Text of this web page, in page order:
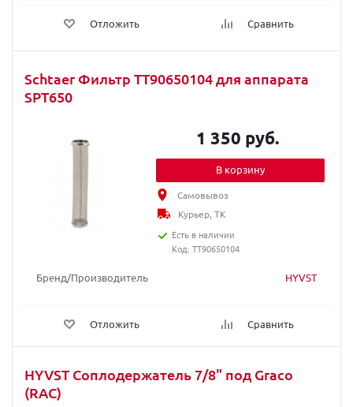
Отложить Сравнить
Schtaer Фильтр TT90650104 для аппарата
SPT650
Бренд/Производитель HYVST
Отложить Сравнить
1 350 руб.
В корзину
Самовывоз
Курьер, ТК
Есть в наличии
Код: TT90650104
HYVST Соплодержатель 7/8" под Graco
(RAC)